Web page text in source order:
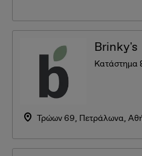
Brinky's
Κατάστημα
Τρώων 69, Πετράλωνα,